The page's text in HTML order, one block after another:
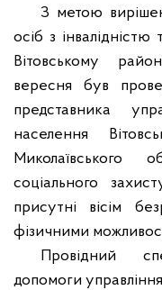
З метою
осіб з інвалідністю
Вітовському
вересня був
представника
населення
Миколаївського
соціального
присутні вісім
фізичними
Провідний
допомоги